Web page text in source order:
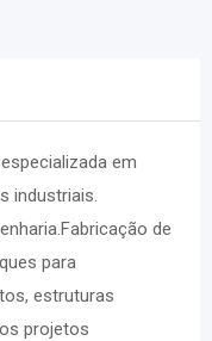
em
industriais.
Fabricação de
para
estruturas
projetos